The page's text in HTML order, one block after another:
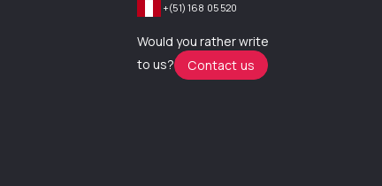
+(51) 168 05 520
Would you rather write
to us?
Contact us